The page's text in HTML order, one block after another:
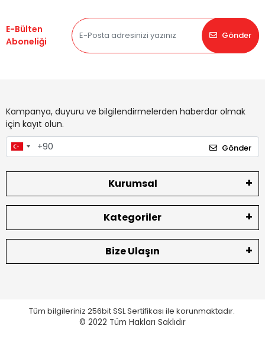
E-Bülten
Aboneliği
Gönder
Kampanya, duyuru ve bilgilendirmelerden haberdar olmak
için kayıt olun.
Gönder
Kurumsal
Kategoriler
Bize Ulaşın
Tüm bilgileriniz 256bit SSL Sertifikası ile korunmaktadır.
© 2022 Tüm Hakları Saklıdır